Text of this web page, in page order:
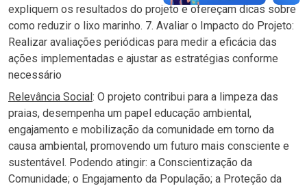
expliquem os resultados do projeto e ofereçam dicas sobre
como reduzir o lixo marinho. 7. Avaliar o Impacto do Projeto:
Realizar avaliações periódicas para medir a eficácia das
ações implementadas e ajustar as estratégias conforme
necessário
Relevância Social: O projeto contribui para a limpeza das
praias, desempenha um papel educação ambiental,
engajamento e mobilização da comunidade em torno da
causa ambiental, promovendo um futuro mais consciente e
sustentável. Podendo atingir: a Conscientização da
Comunidade; o Engajamento da População; a Proteção da